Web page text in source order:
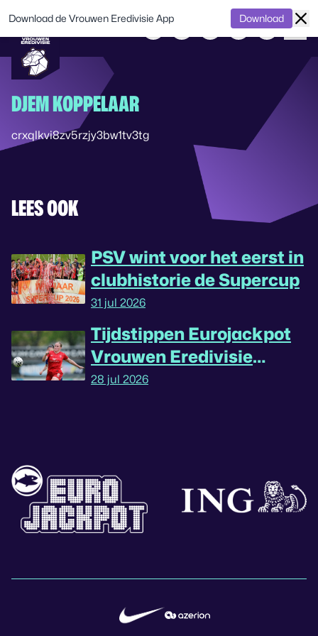
DJEM KOPPELAAR
crxqlkvi8zv5rzjy3bw1tv3tg
LEES OOK
PSV wint voor het eerst in
clubhistorie de Supercup
31 jul 2026
Tijdstippen Eurojackpot
Vrouwen Eredivisie
omgedraaid
28 jul 2026
Download de Vrouwen Eredivisie App Download